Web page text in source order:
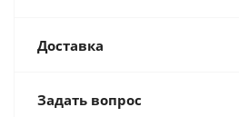
Доставка
Задать вопрос